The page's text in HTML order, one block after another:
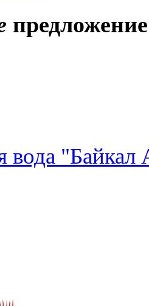
предложение
вода "Байкал